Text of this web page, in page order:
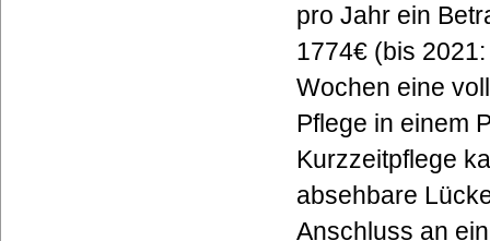
pro Jahr ein
1774€ (bis
Wochen eine
Pflege in einem
Kurzzeitpflege
absehbare
Anschluss an